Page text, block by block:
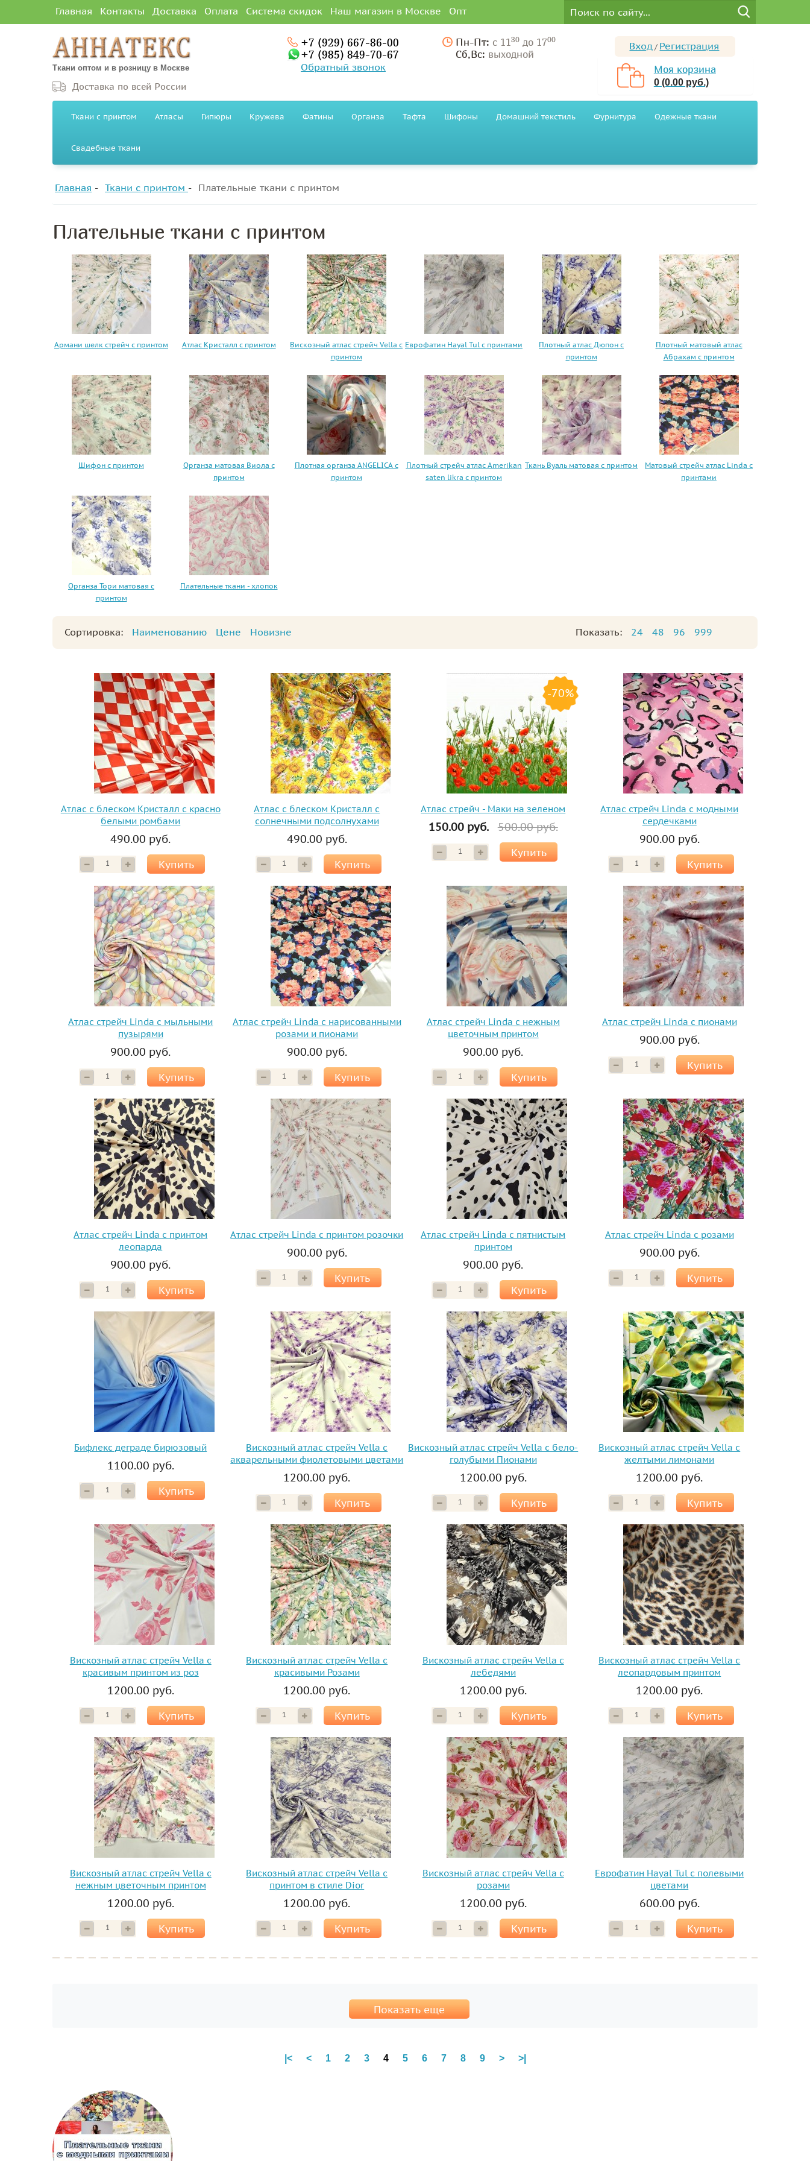
Главная Контакты Доставка Оплата Система скидок Наш магазин в Москве Опт
Ткани оптом и в розницу в Москве
Доставка по всей России
+7 (929) 667-86-00
+7 (985) 849-70-67
Обратный звонок
Пн-Пт: с 1130 до 1700
Сб,Вс: выходной
Вход / Регистрация
Моя корзина
0 (0.00 руб.)
Ткани с принтом Атласы Гипюры Кружева Фатины Органза Тафта Шифоны Домашний текстиль Фурнитура Одежные ткани
Свадебные ткани
Главная Ткани с принтом Плательные ткани с принтом
Плательные ткани с принтом
Армани шелк стрейч с принтом Атлас Кристалл с принтом
Вискозный атлас стрейч Vella с
принтом
Еврофатин Hayal Tul с принтами
Плотный атлас Дюпон с
принтом
Плотный матовый атлас
Абрахам с принтом
Шифон с принтом
Органза матовая Виола с
принтом
Плотная органза ANGELICA с
принтом
Плотный стрейч атлас Amerikan
saten likra с принтом
Ткань Вуаль матовая с принтом
Матовый стрейч атлас Linda c
принтами
Органза Тори матовая с
принтом
Плательные ткани - хлопок
Сортировка: Наименованию Цене Новизне Показать: 24 48 96 999
Атлас с блеском Кристалл с красно
белыми ромбами
490.00 руб.
Купить
Атлас с блеском Кристалл с
солнечными подсолнухами
490.00 руб.
Купить
-70%
Атлас стрейч - Маки на зеленом
150.00 руб. 500.00 руб.
Купить
Атлас стрейч Linda с модными
сердечками
900.00 руб.
Купить
Атлас стрейч Linda с мыльными
пузырями
900.00 руб.
Купить
Атлас стрейч Linda с нарисованными
розами и пионами
900.00 руб.
Купить
Атлас стрейч Linda с нежным
цветочным принтом
900.00 руб.
Купить
Атлас стрейч Linda с пионами
900.00 руб.
Купить
Атлас стрейч Linda с принтом
леопарда
900.00 руб.
Купить
Атлас стрейч Linda с принтом розочки
900.00 руб.
Купить
Атлас стрейч Linda с пятнистым
принтом
900.00 руб.
Купить
Атлас стрейч Linda с розами
900.00 руб.
Купить
Бифлекс деграде бирюзовый
1100.00 руб.
Купить
Вискозный атлас стрейч Vella с
акварельными фиолетовыми цветами
1200.00 руб.
Купить
Вискозный атлас стрейч Vella с бело-
голубыми Пионами
1200.00 руб.
Купить
Вискозный атлас стрейч Vella с
желтыми лимонами
1200.00 руб.
Купить
Вискозный атлас стрейч Vella с
красивым принтом из роз
1200.00 руб.
Купить
Вискозный атлас стрейч Vella с
красивыми Розами
1200.00 руб.
Купить
Вискозный атлас стрейч Vella с
лебедями
1200.00 руб.
Купить
Вискозный атлас стрейч Vella с
леопардовым принтом
1200.00 руб.
Купить
Вискозный атлас стрейч Vella с
нежным цветочным принтом
1200.00 руб.
Купить
Вискозный атлас стрейч Vella с
принтом в стиле Dior
1200.00 руб.
Купить
Вискозный атлас стрейч Vella с
розами
1200.00 руб.
Купить
Еврофатин Hayal Tul с полевыми
цветами
600.00 руб.
Купить
Показать еще
|< < 1 2 3 4 5 6 7 8 9 > >|